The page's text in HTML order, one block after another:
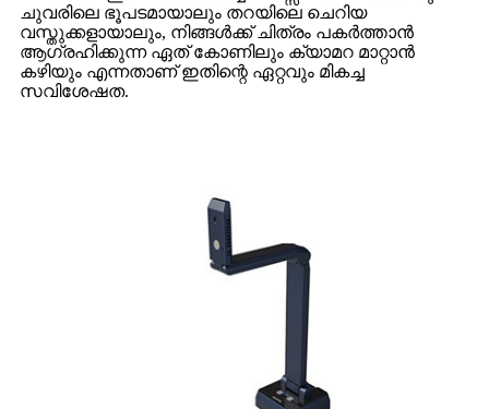
ചുവരിലെ ഭൂപടമായാലും തറയിലെ ചെറിയ
വസ്തുക്കളായാലും, നിങ്ങൾക്ക് ചിത്രം പകർത്താൻ
ആഗ്രഹിക്കുന്ന ഏത് കോണിലും ക്യാമറ മാറ്റാൻ
കഴിയും എന്നതാണ് ഇതിന്റെ ഏറ്റവും മികച്ച
സവിശേഷത.